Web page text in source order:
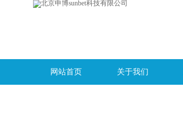
网站首页 关于我们